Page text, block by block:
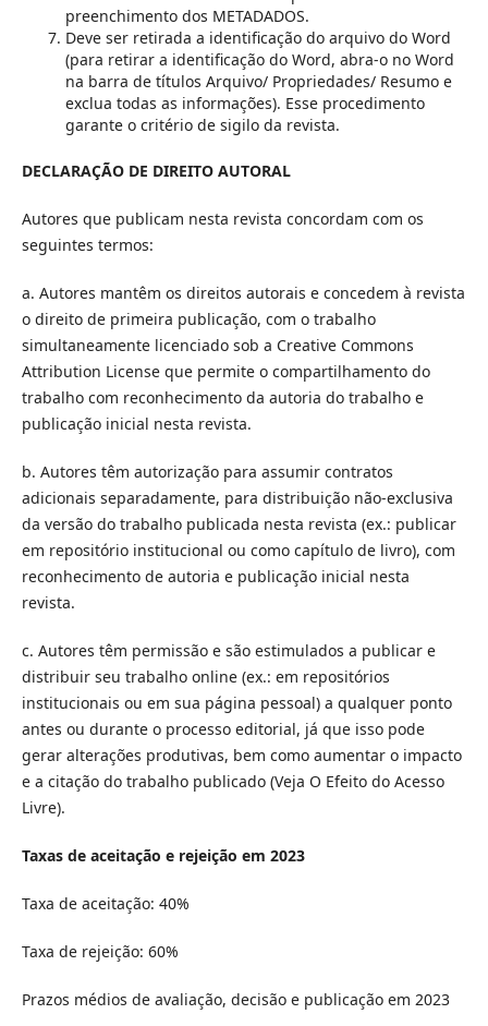
preenchimento dos METADADOS.
Deve ser retirada a identificação do arquivo do Word
(para retirar a identificação do Word, abra-o no Word
na barra de títulos Arquivo/ Propriedades/ Resumo e
exclua todas as informações). Esse procedimento
garante o critério de sigilo da revista.
DECLARAÇÃO DE DIREITO AUTORAL
Autores que publicam nesta revista concordam com os
seguintes termos:
a. Autores mantêm os direitos autorais e concedem à revista
o direito de primeira publicação, com o trabalho
simultaneamente licenciado sob a Creative Commons
Attribution License que permite o compartilhamento do
trabalho com reconhecimento da autoria do trabalho e
publicação inicial nesta revista.
b. Autores têm autorização para assumir contratos
adicionais separadamente, para distribuição não-exclusiva
da versão do trabalho publicada nesta revista (ex.: publicar
em repositório institucional ou como capítulo de livro), com
reconhecimento de autoria e publicação inicial nesta
revista.
c. Autores têm permissão e são estimulados a publicar e
distribuir seu trabalho online (ex.: em repositórios
institucionais ou em sua página pessoal) a qualquer ponto
antes ou durante o processo editorial, já que isso pode
gerar alterações produtivas, bem como aumentar o impacto
e a citação do trabalho publicado (Veja O Efeito do Acesso
Livre).
Taxas de aceitação e rejeição em 2023
Taxa de aceitação: 40%
Taxa de rejeição: 60%
Prazos médios de avaliação, decisão e publicação em 2023